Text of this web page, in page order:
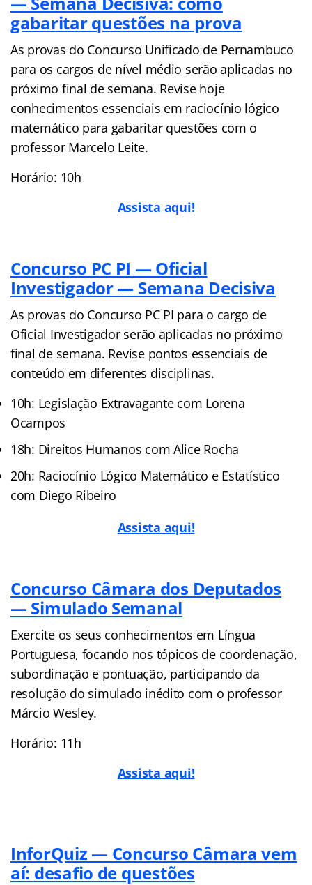
gabaritar questões na prova
As provas do Concurso Unificado de Pernambuco
para os cargos de nível médio serão aplicadas no
próximo final de semana. Revise hoje
conhecimentos essenciais em raciocínio lógico
matemático para gabaritar questões com o
professor Marcelo Leite.
Horário: 10h
Assista aqui!
Concurso PC PI — Oficial
Investigador — Semana Decisiva
As provas do Concurso PC PI para o cargo de
Oficial Investigador serão aplicadas no próximo
final de semana. Revise pontos essenciais de
conteúdo em diferentes disciplinas.
10h: Legislação Extravagante com Lorena
Ocampos
18h: Direitos Humanos com Alice Rocha
20h: Raciocínio Lógico Matemático e Estatístico
com Diego Ribeiro
Assista aqui!
Concurso Câmara dos Deputados
— Simulado Semanal
Exercite os seus conhecimentos em Língua
Portuguesa, focando nos tópicos de coordenação,
subordinação e pontuação, participando da
resolução do simulado inédito com o professor
Márcio Wesley.
Horário: 11h
Assista aqui!
InforQuiz — Concurso Câmara vem
aí: desafio de questões